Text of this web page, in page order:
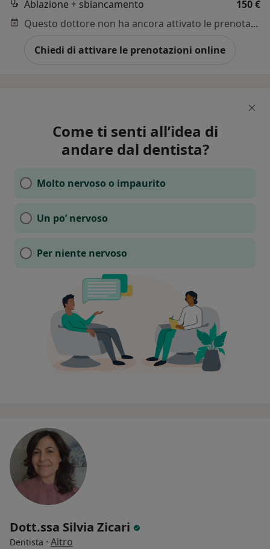
Ablazione + sbiancamento
150 €
Questo dottore non ha ancora attivato le prenotazioni online presso questo indirizzo.
Chiedi di attivare le prenotazioni online
Come ti senti all’idea di
andare dal dentista?
Molto nervoso o impaurito
Un po’ nervoso
Per niente nervoso
Dott.ssa Silvia Zicari
Dentista · Altro